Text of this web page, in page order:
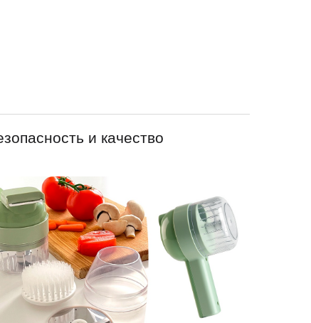
и качество